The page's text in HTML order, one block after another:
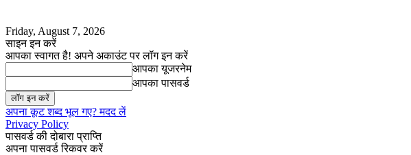
Friday, August 7, 2026
साइन इन करें
आपका स्वागत है! अपने अकाउंट पर लॉग इन करें
आपका यूजरनेम
आपका पासवर्ड
अपना कूट शब्द भूल गए? मदद लें
Privacy Policy
पासवर्ड की दोबारा प्राप्ति
अपना पासवर्ड रिकवर करें